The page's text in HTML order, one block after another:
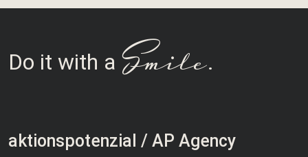
Do it with a Smile.
aktionspotenzial / AP Agency